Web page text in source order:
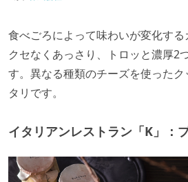
食べごろによって味わいが変化する
クセなくあっさり、トロッと濃厚2
す。異なる種類のチーズを使った
タリです。
イタリアンレストラン「K」：